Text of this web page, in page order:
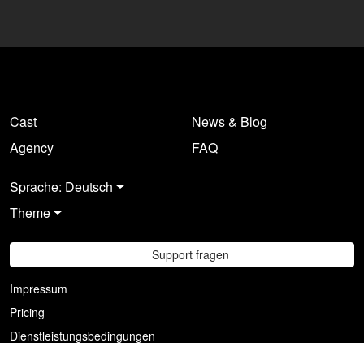
Cast
Agency
News & Blog
FAQ
Sprache: Deutsch
Theme
Support fragen
Impressum
Pricing
Dienstleistungsbedingungen